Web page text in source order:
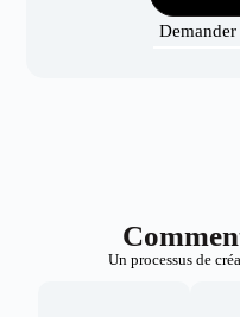
Un processus de